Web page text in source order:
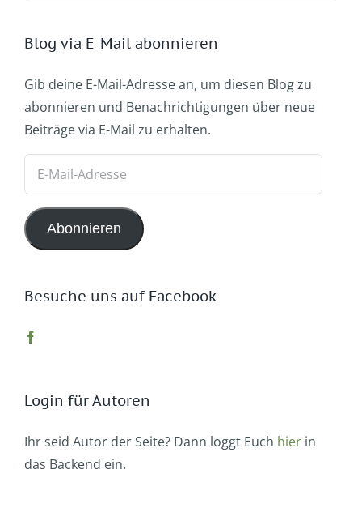
Blog via E-Mail abonnieren
Gib deine E-Mail-Adresse an, um diesen Blog zu
abonnieren und Benachrichtigungen über neue
Beiträge via E-Mail zu erhalten.
Adresse
Abonnieren
Besuche uns auf Facebook
Login für Autoren
Ihr seid Autor der Seite? Dann loggt Euch hier in
das Backend ein.